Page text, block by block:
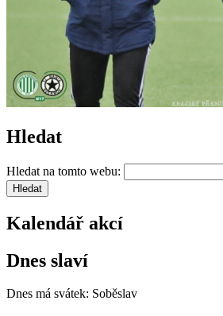
Hledat
Hledat na tomto webu:
Kalendář akcí
Dnes slaví
Dnes má svátek: Soběslav